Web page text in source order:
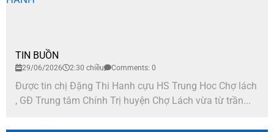
TIN BUỒN
29/06/2026 2:30 chiều Comments: 0
Được tin chị Đặng Thi Hanh cựu HS Trung Hoc Chợ lách
, GĐ Trung tâm Chính Trị huyện Chợ Lách vừa từ trần...